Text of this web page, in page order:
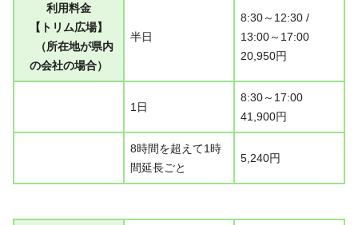
利用料金
【トリム広場】
（所在地が県内
の会社の場合）
半日
8:30～12:30 /
13:00～17:00
20,950円
1日
8:30～17:00
41,900円
8時間を超えて1時
間延長ごと
5,240円